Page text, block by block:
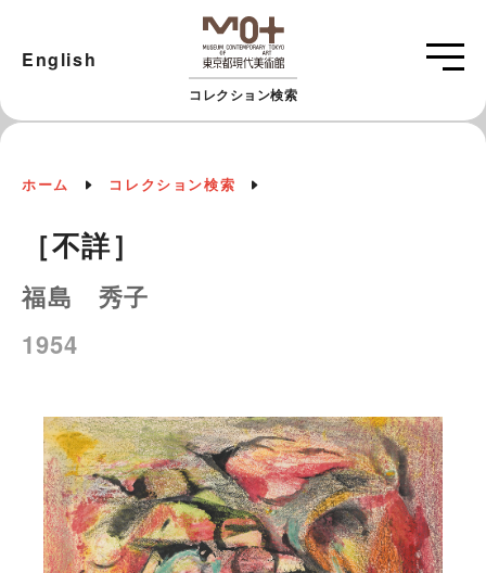
コレクション検索
English
ホーム コレクション検索
［不詳］
福島 秀子
1954